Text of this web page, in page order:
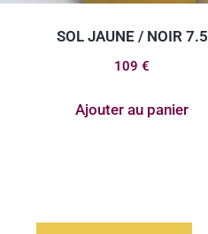
SOL JAUNE / NOIR 7.5
109 €
Ajouter au panier